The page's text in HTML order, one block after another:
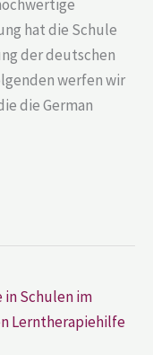
hat die Schule
der deutschen
werfen wir
die German